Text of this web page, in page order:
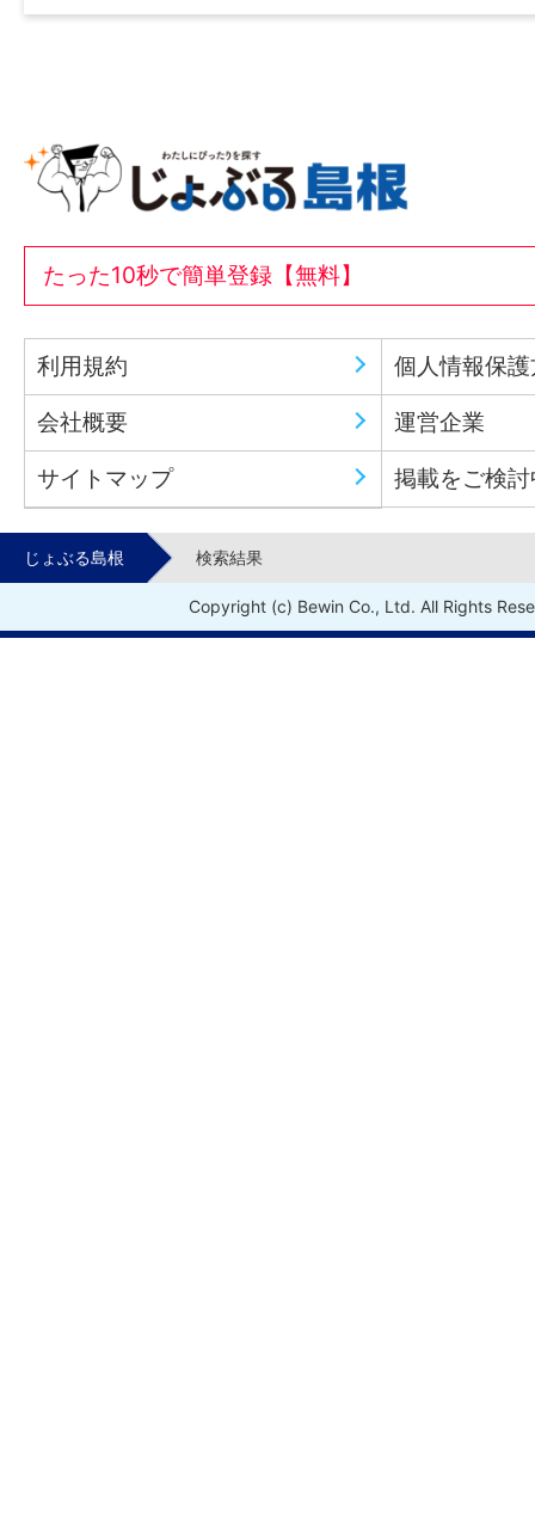
たった10秒で簡単登録【無料】
利用規約 個人情報保
会社概要 運営企業
サイトマップ 掲載をご検
じょぶる島根 検索結果
Copyright (c) Bewin Co., Ltd. All Rights